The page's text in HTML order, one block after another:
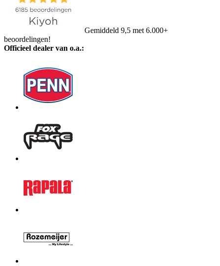
Gemiddeld 9,5 met 6.000+
beoordelingen!
Officieel dealer van o.a.: